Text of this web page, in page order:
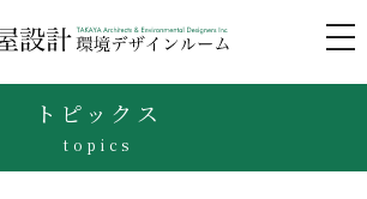
トピックス
topics